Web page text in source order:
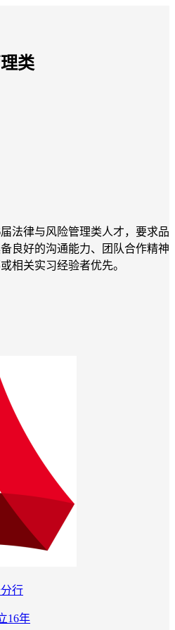
类
法律与风险管理类人才，要求品
良好的沟通能力、团队合作精神
相关实习经验者优先。
行
16年